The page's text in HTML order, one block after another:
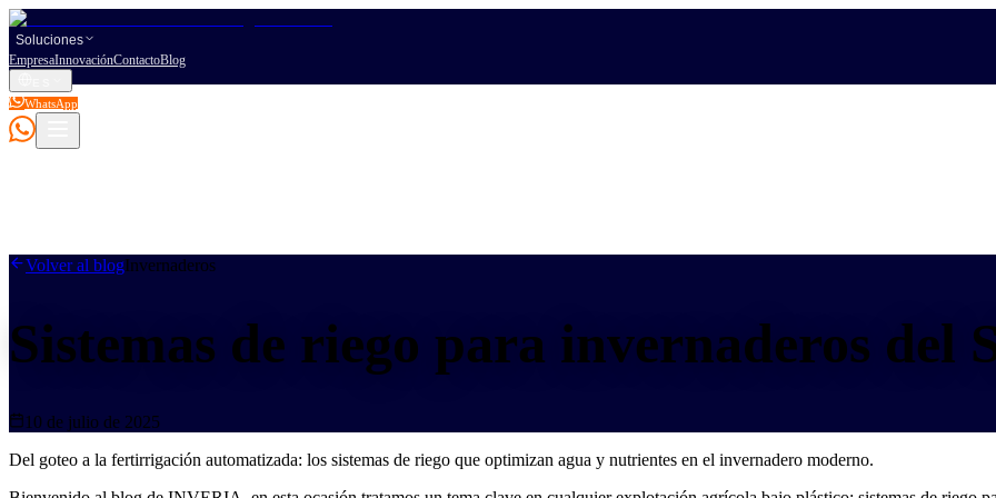
Soluciones
EmpresaInnovaciónContactoBlog
WhatsApp
Volver al blogInvernaderos
Sistemas de riego para invernaderos del
10 de julio de 2025
Del goteo a la fertirrigación automatizada: los sistemas de riego que optimizan agua y nutrientes en el invernadero moderno.